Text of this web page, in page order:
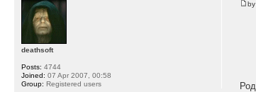
deathsoft
Posts: 4744
Joined: 07 Apr 2007, 00:58
Group: Registered users